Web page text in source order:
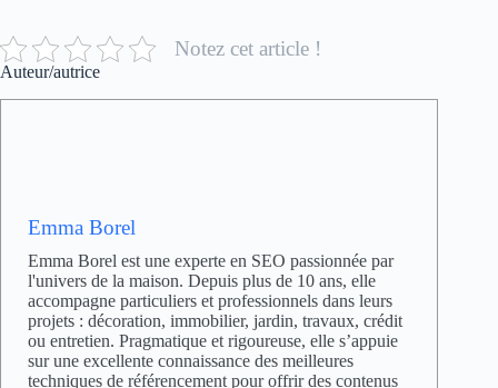
Notez cet article !
Auteur/autrice
Emma Borel
Emma Borel est une experte en SEO passionnée par
l'univers de la maison. Depuis plus de 10 ans, elle
accompagne particuliers et professionnels dans leurs
projets : décoration, immobilier, jardin, travaux, crédit
ou entretien. Pragmatique et rigoureuse, elle s’appuie
sur une excellente connaissance des meilleures
techniques de référencement pour offrir des contenus